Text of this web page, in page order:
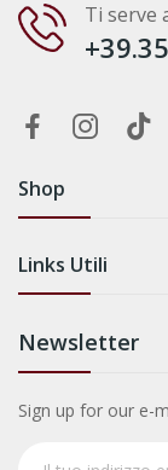
Ti serve
Shop
Links Utili
Newsletter
Sign up for our e-